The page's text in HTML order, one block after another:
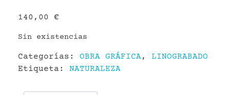
140,00 €
Sin existencias
Categorías: OBRA GRÁFICA, LINOGRABADO
Etiqueta: NATURALEZA